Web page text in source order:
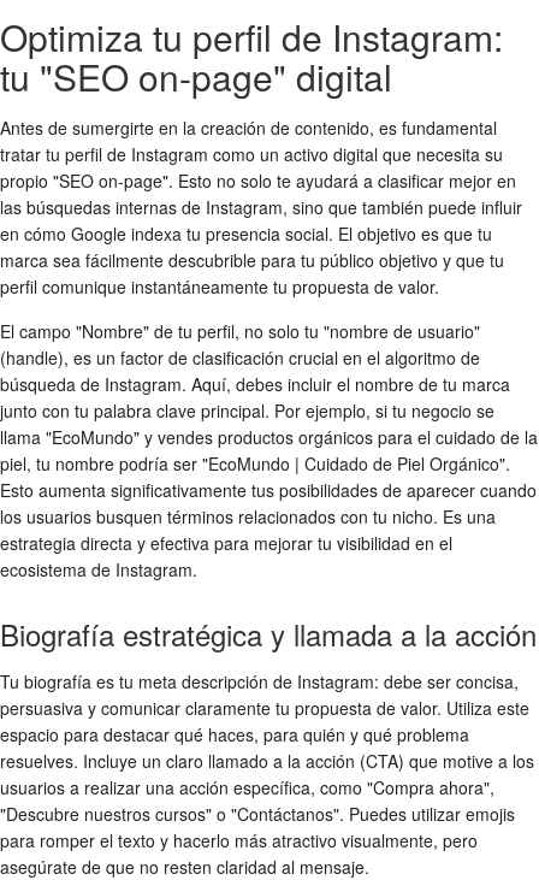
Optimiza tu perfil de Instagram:
tu "SEO on-page" digital
Antes de sumergirte en la creación de contenido, es fundamental
tratar tu perfil de Instagram como un activo digital que necesita su
propio "SEO on-page". Esto no solo te ayudará a clasificar mejor en
las búsquedas internas de Instagram, sino que también puede influir
en cómo Google indexa tu presencia social. El objetivo es que tu
marca sea fácilmente descubrible para tu público objetivo y que tu
perfil comunique instantáneamente tu propuesta de valor.
El campo "Nombre" de tu perfil, no solo tu "nombre de usuario"
(handle), es un factor de clasificación crucial en el algoritmo de
búsqueda de Instagram. Aquí, debes incluir el nombre de tu marca
junto con tu palabra clave principal. Por ejemplo, si tu negocio se
llama "EcoMundo" y vendes productos orgánicos para el cuidado de la
piel, tu nombre podría ser "EcoMundo | Cuidado de Piel Orgánico".
Esto aumenta significativamente tus posibilidades de aparecer cuando
los usuarios busquen términos relacionados con tu nicho. Es una
estrategia directa y efectiva para mejorar tu visibilidad en el
ecosistema de Instagram.
Biografía estratégica y llamada a la acción
Tu biografía es tu meta descripción de Instagram: debe ser concisa,
persuasiva y comunicar claramente tu propuesta de valor. Utiliza este
espacio para destacar qué haces, para quién y qué problema
resuelves. Incluye un claro llamado a la acción (CTA) que motive a los
usuarios a realizar una acción específica, como "Compra ahora",
"Descubre nuestros cursos" o "Contáctanos". Puedes utilizar emojis
para romper el texto y hacerlo más atractivo visualmente, pero
asegúrate de que no resten claridad al mensaje.